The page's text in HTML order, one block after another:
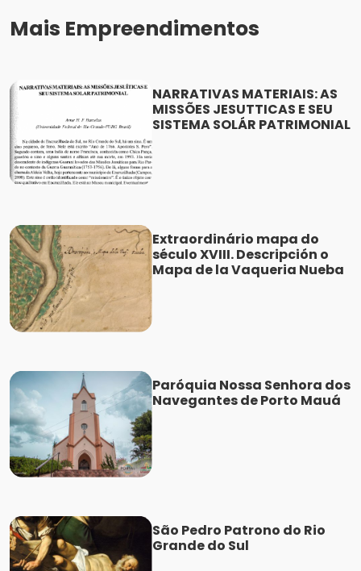
Mais Empreendimentos
NARRATIVAS MATERIAIS: AS
MISSÕES JESUTTICAS E SEU
SISTEMA SOLÁR PATRIMONIAL
Extraordinário mapa do
século XVIII. Descripción o
Mapa de la Vaqueria Nueba
Paróquia Nossa Senhora dos
Navegantes de Porto Mauá
São Pedro Patrono do Rio
Grande do Sul